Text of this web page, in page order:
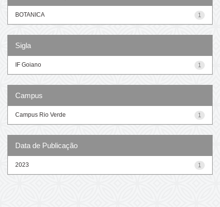
1
BOTANICA
Sigla
1
IF Goiano
Campus
1
Campus Rio Verde
Data de Publicação
1
2023